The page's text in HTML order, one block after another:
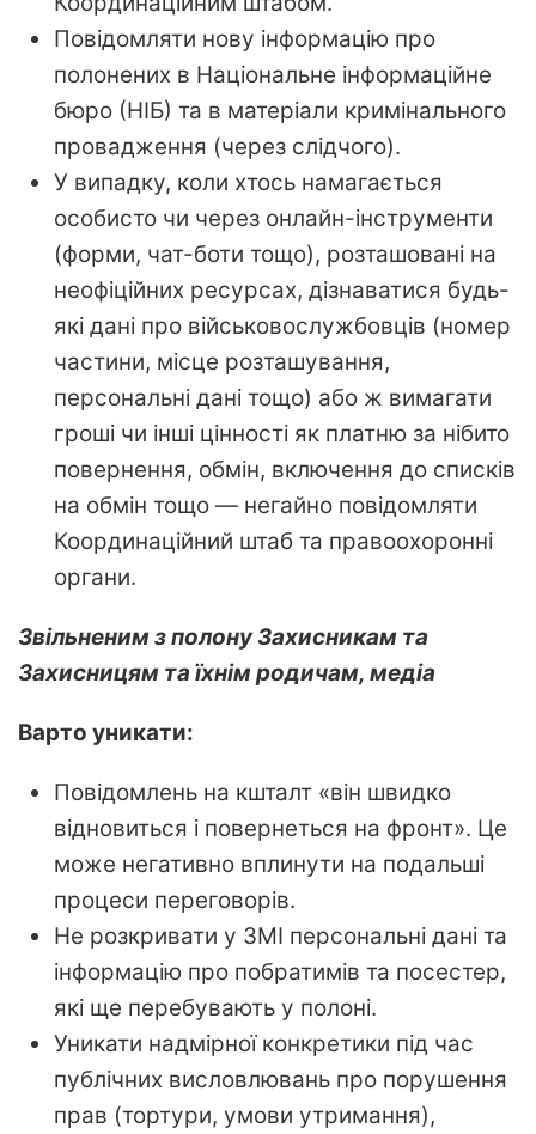
Повідомляти нову інформацію про
полонених в Національне інформаційне
бюро (НІБ) та в матеріали кримінального
провадження (через слідчого).
У випадку, коли хтось намагається
особисто чи через онлайн-інструменти
(форми, чат-боти тощо), розташовані на
неофіційних ресурсах, дізнаватися будь-
які дані про військовослужбовців (номер
частини, місце розташування,
персональні дані тощо) або ж вимагати
гроші чи інші цінності як платню за нібито
повернення, обмін, включення до списків
на обмін тощо — негайно повідомляти
Координаційний штаб та правоохоронні
органи.
Звільненим з полону Захисникам та
Захисницям та їхнім родичам, медіа
Варто уникати:
Повідомлень на кшталт «він швидко
відновиться і повернеться на фронт». Це
може негативно вплинути на подальші
процеси переговорів.
Не розкривати у ЗМІ персональні дані та
інформацію про побратимів та посестер,
які ще перебувають у полоні.
Уникати надмірної конкретики під час
публічних висловлювань про порушення
прав (тортури, умови утримання),